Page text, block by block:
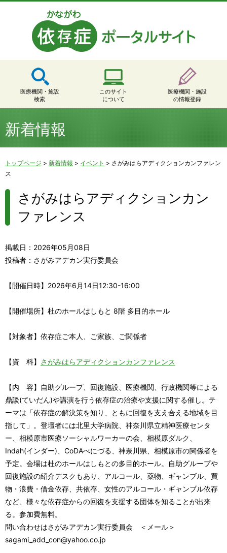
医療機関・施設
検索
このサイト
について
医療機関・施設
の情報登録
新着情報
トップページ > 新着情報 > イベント > さがみはらアディクションカンファレン
ス
さがみはらアディクションカン
ファレンス
掲載日：2026年05月08日
投稿者：さがみアデカン実行委員会
【開催日時】2026年6月14日12:30-16:00
【開催場所】杜のホールはしもと 8階 多目的ホール
【対象者】依存症ご本人、ご家族、ご関係者
【資 料】 さがみはらアディクションカンファレンス
【内 容】自助グループ、回復施設、医療機関、行政機関等による
鼎談(ていだん)や講演を行う依存症の治療や支援に関する催し。テ
ーマは「依存症の解決策を知り、ともに回復を支え合える地域を目
指して」。登壇者には北里大学病院、神奈川県立精神医療センタ
ー、相模原市医療ソーシャルワーカーの会、相模原ダルク、
Indah(インダー)、CoDAべにづる、神奈川県、相模原市の関係者を
予定。会場は杜のホールはしもとの多目的ホール。自助グループや
回復施設の紹介デスクもあり、アルコール、薬物、ギャンブル、買
物・浪費・借金依存、共依存、女性のアルコール・ギャンブル依存
など、様々な依存症からの回復を支援する団体を知ることが出来
る。参加費無料。
問い合わせはさがみアデカン実行委員会 ＜メール＞
sagami_add_con@yahoo.co.jp